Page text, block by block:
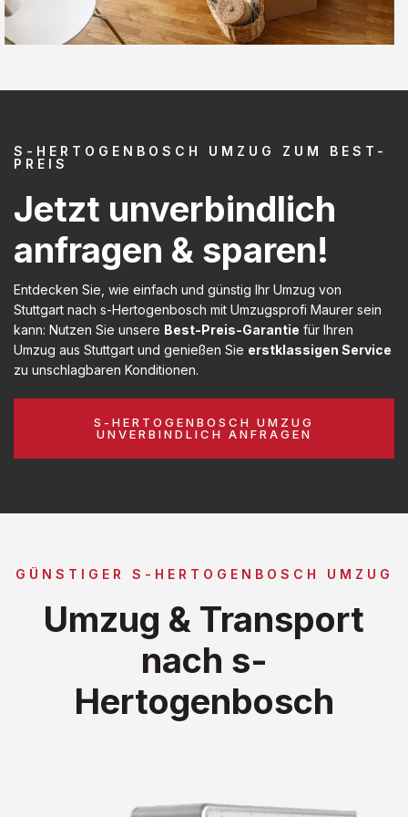
S-HERTOGENBOSCH UMZUG ZUM BEST-
PREIS
Jetzt unverbindlich
anfragen & sparen!
Entdecken Sie, wie einfach und günstig Ihr Umzug von
Stuttgart nach s-Hertogenbosch mit Umzugsprofi Maurer sein
kann: Nutzen Sie unsere Best-Preis-Garantie für Ihren
Umzug aus Stuttgart und genießen Sie erstklassigen Service
zu unschlagbaren Konditionen.
S-HERTOGENBOSCH UMZUG
UNVERBINDLICH ANFRAGEN
GÜNSTIGER S-HERTOGENBOSCH UMZUG
Umzug & Transport
nach s-
Hertogenbosch